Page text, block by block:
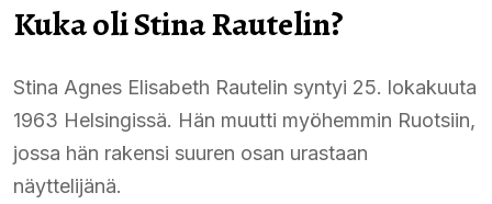
Kuka oli Stina Rautelin?
Stina Agnes Elisabeth Rautelin syntyi 25. lokakuuta
1963 Helsingissä. Hän muutti myöhemmin Ruotsiin,
jossa hän rakensi suuren osan urastaan
näyttelijänä.